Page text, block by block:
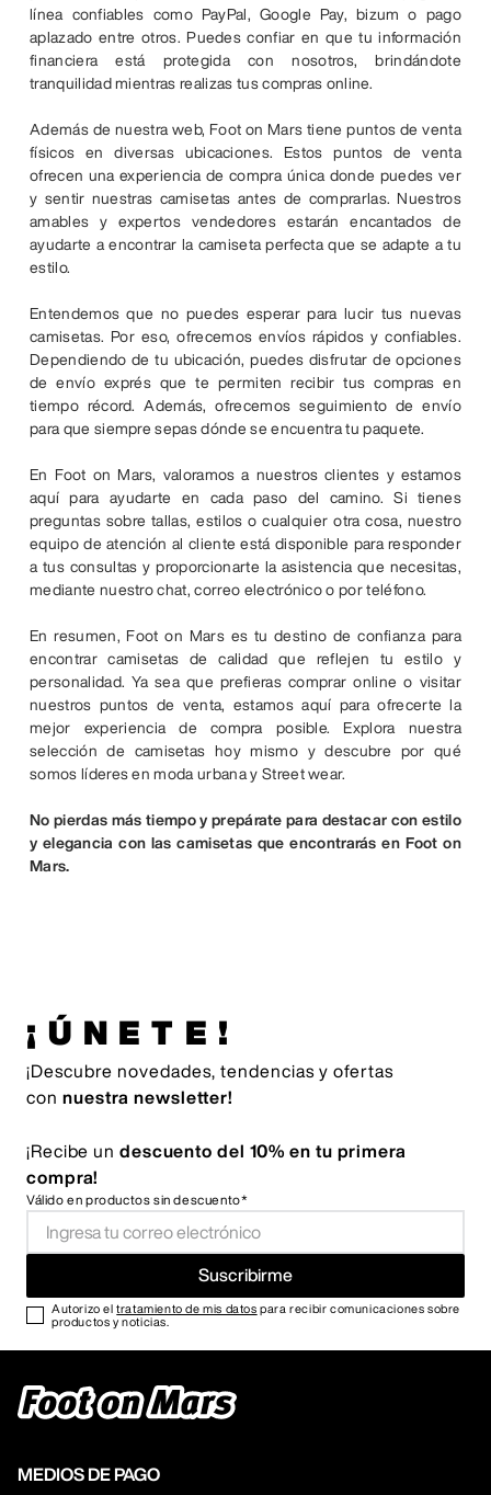
línea confiables como PayPal, Google Pay, bizum o pago
aplazado entre otros. Puedes confiar en que tu información
financiera está protegida con nosotros, brindándote
tranquilidad mientras realizas tus compras online.
Además de nuestra web, Foot on Mars tiene puntos de venta
físicos en diversas ubicaciones. Estos puntos de venta
ofrecen una experiencia de compra única donde puedes ver
y sentir nuestras camisetas antes de comprarlas. Nuestros
amables y expertos vendedores estarán encantados de
ayudarte a encontrar la camiseta perfecta que se adapte a tu
estilo.
Entendemos que no puedes esperar para lucir tus nuevas
camisetas. Por eso, ofrecemos envíos rápidos y confiables.
Dependiendo de tu ubicación, puedes disfrutar de opciones
de envío exprés que te permiten recibir tus compras en
tiempo récord. Además, ofrecemos seguimiento de envío
para que siempre sepas dónde se encuentra tu paquete.
En Foot on Mars, valoramos a nuestros clientes y estamos
aquí para ayudarte en cada paso del camino. Si tienes
preguntas sobre tallas, estilos o cualquier otra cosa, nuestro
equipo de atención al cliente está disponible para responder
a tus consultas y proporcionarte la asistencia que necesitas,
mediante nuestro chat, correo electrónico o por teléfono.
En resumen, Foot on Mars es tu destino de confianza para
encontrar camisetas de calidad que reflejen tu estilo y
personalidad. Ya sea que prefieras comprar online o visitar
nuestros puntos de venta, estamos aquí para ofrecerte la
mejor experiencia de compra posible. Explora nuestra
selección de camisetas hoy mismo y descubre por qué
somos líderes en moda urbana y Street wear.
No pierdas más tiempo y prepárate para destacar con estilo
y elegancia con las camisetas que encontrarás en Foot on
Mars.
¡ÚNETE!
¡Descubre novedades, tendencias y ofertas
con nuestra newsletter!
¡Recibe un descuento del 10% en tu primera
compra!
Válido en productos sin descuento*
Suscribirme
Autorizo eltratamiento de mis datos para recibir comunicaciones sobre
productos y noticias.
MEDIOS DE PAGO